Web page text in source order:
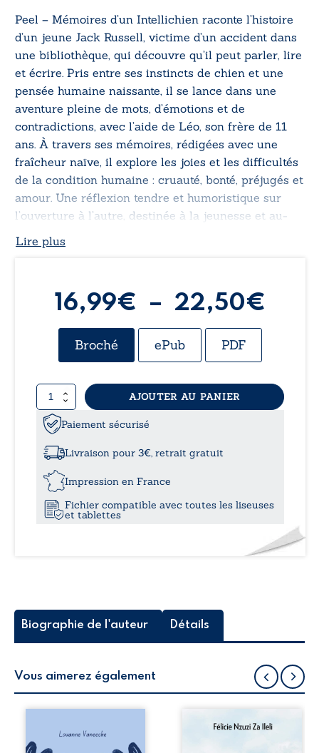
Peel – Mémoires d’un Intellichien raconte l’histoire
d’un jeune Jack Russell, victime d’un accident dans
une bibliothèque, qui découvre qu’il peut parler, lire
et écrire. Pris entre ses instincts de chien et une
pensée humaine naissante, il se lance dans une
aventure pleine de mots, d’émotions et de
contradictions, avec l’aide de Léo, son frère de 11
ans. À travers ses mémoires, rédigées avec une
fraîcheur naïve, il explore les joies et les difficultés
de la condition humaine : cruauté, bonté, préjugés et
amour. Une réflexion tendre et humoristique sur
l’ouverture à l’autre, destinée à la jeunesse et au-
Lire plus
16,99€ – 22,50€
Broché ePub PDF
quantité
de
Peel
Mémoires
d’un
Intellichien
AJOUTER AU PANIER
Paiement sécurisé
Livraison pour 3€, retrait gratuit
Impression en France
Fichier compatible avec toutes les liseuses
et tablettes
Biographie de l'auteur Détails
Vous aimerez également
la rue donne la
parole à six
Auberge de la